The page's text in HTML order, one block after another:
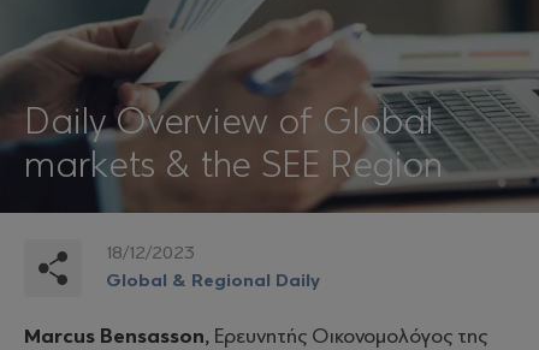
Daily Overview of Global
markets & the SEE Region
18/12/2023
Global & Regional Daily
Marcus Bensasson, Ερευνητής Οικονομολόγος της